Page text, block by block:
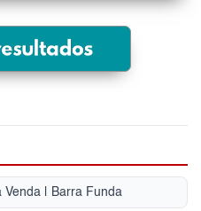
Venda | Barra Funda